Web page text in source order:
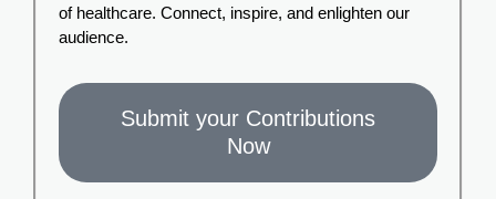
of healthcare. Connect, inspire, and enlighten our
audience.
Submit your Contributions
Now